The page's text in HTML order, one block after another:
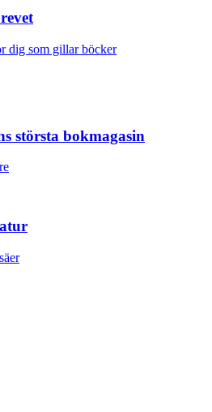
dig som gillar böcker
största bokmagasin